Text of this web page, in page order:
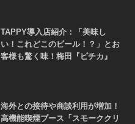
TAPPY導入店紹介：「美味し
い！これどこのビール！？」とお
客様も驚く味！梅田『ピチカ』
海外との接待や商談利用が増加！
高機能喫煙ブース「スモーククリ